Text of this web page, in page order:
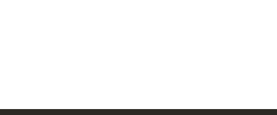
damlatmadan yemeği boşaltmayı sağlar.